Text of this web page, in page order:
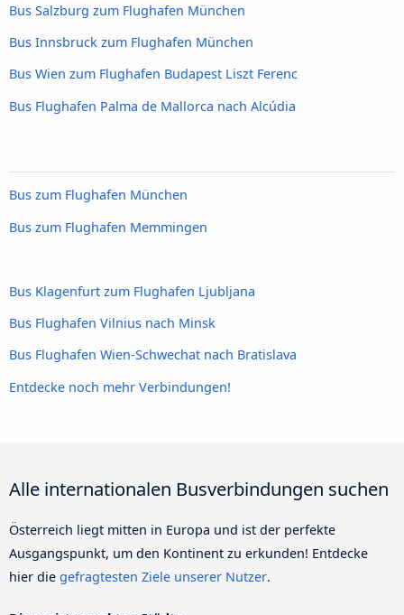
Bus Salzburg zum Flughafen München
Bus Innsbruck zum Flughafen München
Bus Wien zum Flughafen Budapest Liszt Ferenc
Bus Flughafen Palma de Mallorca nach Alcúdia
Bus zum Flughafen München
Bus zum Flughafen Memmingen
Bus Klagenfurt zum Flughafen Ljubljana
Bus Flughafen Vilnius nach Minsk
Bus Flughafen Wien-Schwechat nach Bratislava
Entdecke noch mehr Verbindungen!
Alle internationalen Busverbindungen suchen
Österreich liegt mitten in Europa und ist der perfekte
Ausgangspunkt, um den Kontinent zu erkunden! Entdecke
hier die gefragtesten Ziele unserer Nutzer.